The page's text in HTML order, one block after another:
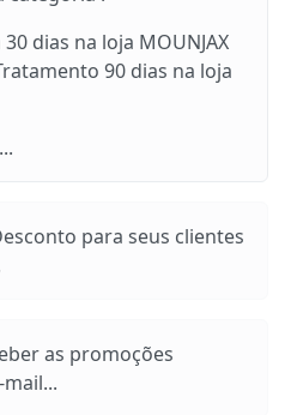
dias na loja MOUNJAX
90 dias na loja
para seus clientes
as promoções